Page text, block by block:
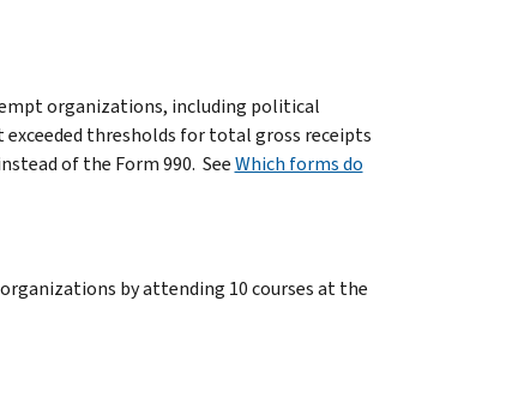
organizations, including political
thresholds for total gross receipts
of the Form 990. SeeWhich forms do
by attending 10 courses at the